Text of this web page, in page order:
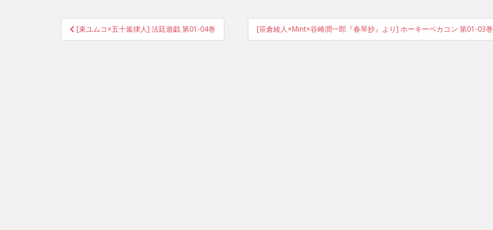
Post
navigation
[束ユムコ×五十嵐律人] 法廷遊戯 第01-04巻 [笹倉綾人×Mint×谷崎潤一郎『春琴抄』より] ホーキーベカコン 第01-03巻